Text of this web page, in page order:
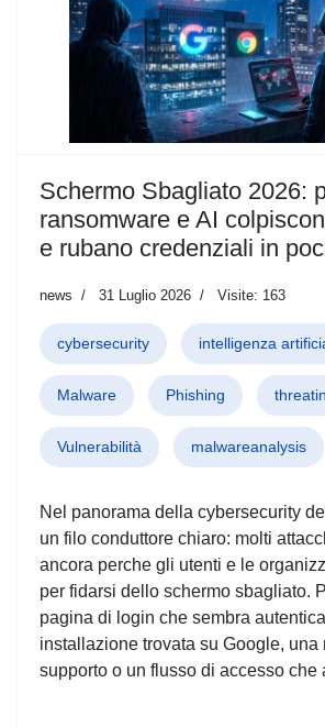
Schermo Sbagliato 2026:
ransomware e AI
e rubano credenziali in
news 31 Luglio 2026 Visite: 163
cybersecurity intelligenza
Malware Phishing
Vulnerabilità malwareanalysis
Nel panorama della cybersecurity
un filo conduttore chiaro: molti
ancora perche gli utenti e le
per fidarsi dello schermo sbagliato.
pagina di login che sembra
installazione trovata su Google, una
supporto o un flusso di accesso che